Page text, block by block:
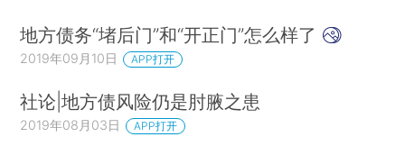
地方债务“堵后门”和“开正门”怎么样了
2019年09月10日 APP打开
社论|地方债风险仍是肘腋之患
2019年08月03日 APP打开